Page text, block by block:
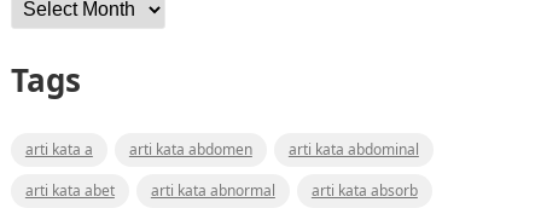
Tags
arti kata a arti kata abdomen
arti kata abdominal
arti kata abet
arti kata abnormal
arti kata absorb